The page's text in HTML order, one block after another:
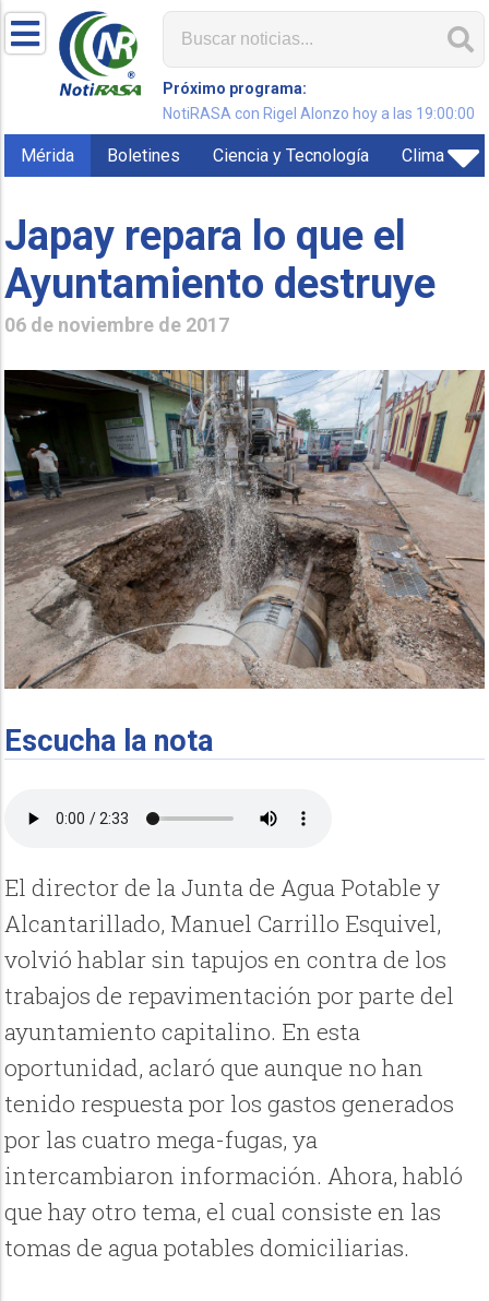
Próximo programa:
NotiRASA con Rigel Alonzo hoy a las 19:00:00
Mérida Boletines Ciencia y Tecnología Clima
Japay repara lo que el
Ayuntamiento destruye
06 de noviembre de 2017
Escucha la nota
El director de la Junta de Agua Potable y
Alcantarillado, Manuel Carrillo Esquivel,
volvió hablar sin tapujos en contra de los
trabajos de repavimentación por parte del
ayuntamiento capitalino. En esta
oportunidad, aclaró que aunque no han
tenido respuesta por los gastos generados
por las cuatro mega-fugas, ya
intercambiaron información. Ahora, habló
que hay otro tema, el cual consiste en las
tomas de agua potables domiciliarias.